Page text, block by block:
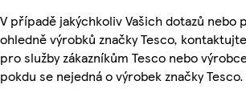
V případě jakýchkoliv Vašich dotazů nebo
ohledně výrobků značky Tesco,
pro služby zákazníkům Tesco nebo
pokdu se nejedná o výrobek značky Tesco.